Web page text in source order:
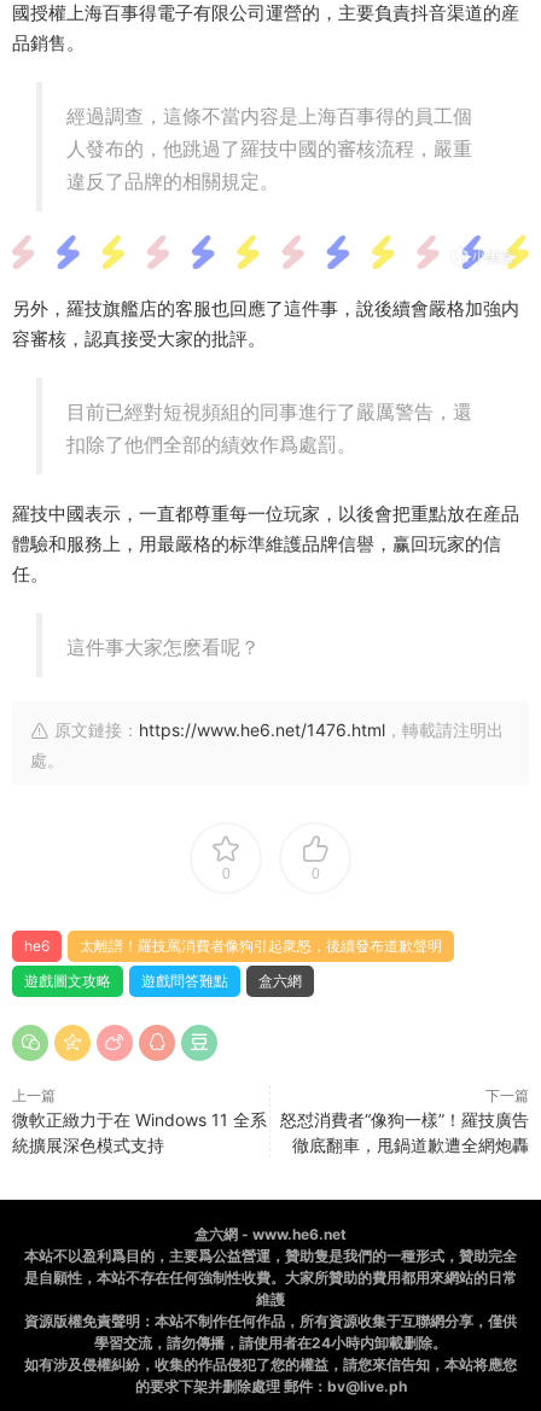
國授權上海百事得電子有限公司運營的，主要負責抖音渠道的産
品銷售。
經過調查，這條不當内容是上海百事得的員工個
人發布的，他跳過了羅技中國的審核流程，嚴重
違反了品牌的相關規定。
另外，羅技旗艦店的客服也回應了這件事，說後續會嚴格加強内
容審核，認真接受大家的批評。
目前已經對短視頻組的同事進行了嚴厲警告，還
扣除了他們全部的績效作爲處罰。
羅技中國表示，一直都尊重每一位玩家，以後會把重點放在産品
體驗和服務上，用最嚴格的标準維護品牌信譽，赢回玩家的信
任。
這件事大家怎麽看呢？
原文鏈接： https://www.he6.net/1476.html ，轉載請注明出
處。
0 0
he6
太離譜！羅技罵消費者像狗引起衆怒，後續發布道歉聲明
遊戲圖文攻略
遊戲問答難點 盒六網
上一篇
微軟正緻力于在 Windows 11 全系
統擴展深色模式支持
下一篇
怒怼消費者“像狗一樣”！羅技廣告
徹底翻車，甩鍋道歉遭全網炮轟
盒六網 - www.he6.net
本站不以盈利爲目的，主要爲公益營運，贊助隻是我們的一種形式，贊助完全
是自願性，本站不存在任何強制性收費。大家所贊助的費用都用來網站的日常
維護
資源版權免責聲明：本站不制作任何作品，所有資源收集于互聯網分享，僅供
學習交流，請勿傳播，請使用者在24小時内卸載删除。
如有涉及侵權糾紛，收集的作品侵犯了您的權益，請您來信告知，本站将應您
的要求下架并删除處理 郵件：bv@live.ph